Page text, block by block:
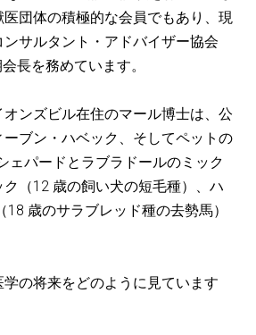
団体の積極的な会員でもあり、現
サルタント・アドバイザー協会
会長を務めています。
ンズビル在住のマール博士は、公
ブン・ハベック、そしてペットの
ェパードとラブラドールのミック
（12 歳の飼い犬の短毛種）、ハ
18 歳のサラブレッド種の去勢馬）
の将来をどのように見ています